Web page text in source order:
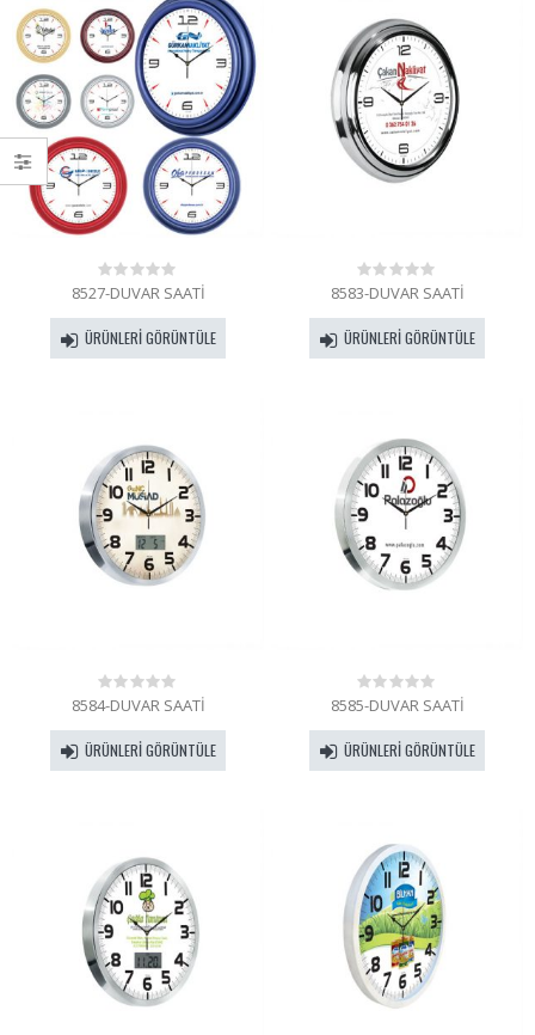
0
5
8527-DUVAR SAATİ
ÜRÜNLERI GÖRÜNTÜLE
0
5
8583-DUVAR SAATİ
ÜRÜNLERI GÖRÜNTÜLE
0
5
8584-DUVAR SAATİ
ÜRÜNLERI GÖRÜNTÜLE
0
5
8585-DUVAR SAATİ
ÜRÜNLERI GÖRÜNTÜLE